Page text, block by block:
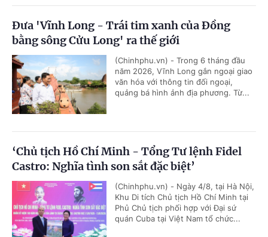
Đưa 'Vĩnh Long - Trái tim xanh của Đồng
bằng sông Cửu Long' ra thế giới
(Chinhphu.vn) - Trong 6 tháng đầu
năm 2026, Vĩnh Long gắn ngoại giao
văn hóa với thông tin đối ngoại,
quảng bá hình ảnh địa phương. Từ...
‘Chủ tịch Hồ Chí Minh - Tổng Tư lệnh Fidel
Castro: Nghĩa tình son sắt đặc biệt’
(Chinhphu.vn) - Ngày 4/8, tại Hà Nội,
Khu Di tích Chủ tịch Hồ Chí Minh tại
Phủ Chủ tịch phối hợp với Đại sứ
quán Cuba tại Việt Nam tổ chức...